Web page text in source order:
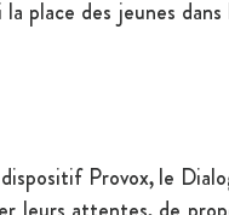
place des jeunes dans
Provox, le